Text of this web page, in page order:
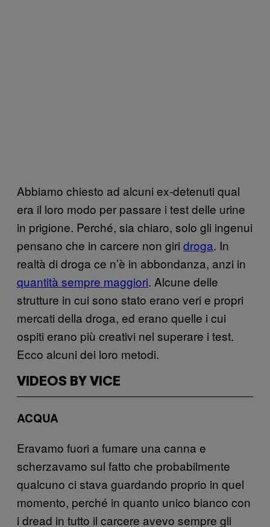
Abbiamo chiesto ad alcuni ex-detenuti qual
era il loro modo per passare i test delle urine
in prigione. Perché, sia chiaro, solo gli ingenui
pensano che in carcere non giri droga. In
realtà di droga ce n’è in abbondanza, anzi in
quantità sempre maggiori. Alcune delle
strutture in cui sono stato erano veri e propri
mercati della droga, ed erano quelle i cui
ospiti erano più creativi nel superare i test.
Ecco alcuni dei loro metodi.
VIDEOS BY VICE
ACQUA
Eravamo fuori a fumare una canna e
scherzavamo sul fatto che probabilmente
qualcuno ci stava guardando proprio in quel
momento, perché in quanto unico bianco con
i dread in tutto il carcere avevo sempre gli